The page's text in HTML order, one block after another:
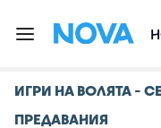
ИГРИ НА ВОЛЯТА -
ПРЕДАВАНИЯ